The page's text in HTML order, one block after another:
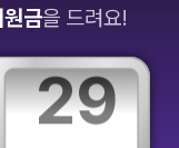
금을 드려요!
29